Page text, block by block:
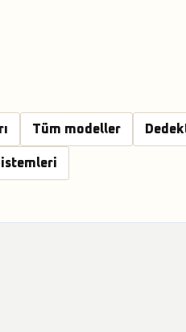
Tüm modeller